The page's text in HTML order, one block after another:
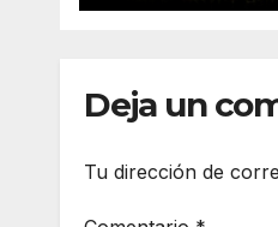
Deja un
Tu dirección de